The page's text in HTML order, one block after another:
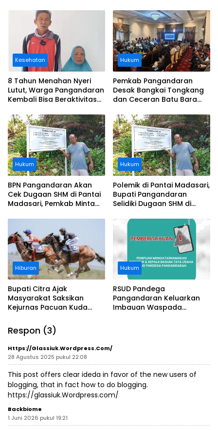
Kesehatan
8 Tahun Menahan Nyeri
Lutut, Warga Pangandaran
Kembali Bisa Beraktivitas
Ditanggung BPJS
Hukum
Pemkab Pangandaran
Desak Bangkai Tongkang
dan Ceceran Batu Bara
Buruknya Koordinasi
Perusahaan
Hukum
BPN Pangandaran Akan
Cek Dugaan SHM di Pantai
Madasari, Pemkab Minta
Hukum
Polemik di Pantai Madasari,
Bupati Pangandaran
Selidiki Dugaan SHM di
Pantai
Hiburan
Bupati Citra Ajak
Masyarakat Saksikan
Kejurnas Pacuan Kuda
Legokjawa
Hukum
RSUD Pandega
Pangandaran Keluarkan
Imbauan Waspada
Respon (3)
Https://glassiuk.Wordpress.com/
28 Agustus 2025 pukul 22:08
This post offers clear ideda in favor of the new users of
blogging, that in fact how to do blogging.
https://glassiuk.Wordpress.com/
Backbiome
1 Juni 2026 pukul 19:21